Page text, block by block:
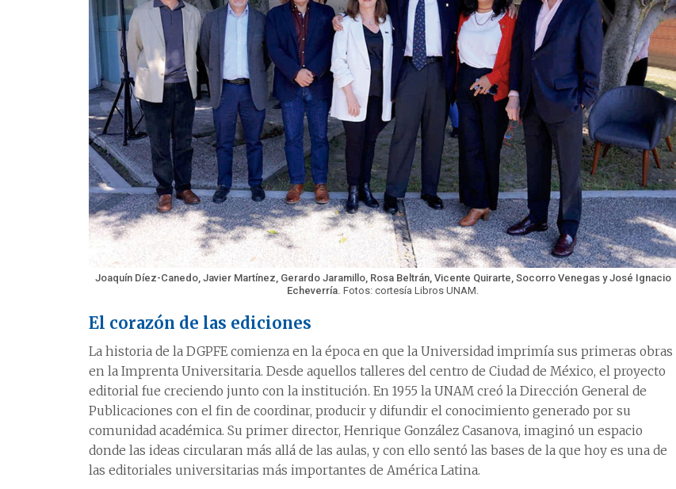
Joaquín Díez-Canedo, Javier Martínez, Gerardo Jaramillo, Rosa Beltrán, Vicente Quirarte, Socorro Venegas y José Ignacio
Echeverría.Fotos: cortesía Libros UNAM.
El corazón de las ediciones
La historia de la DGPFE comienza en la época en que la Universidad imprimía sus primeras obras
en la Imprenta Universitaria. Desde aquellos talleres del centro de Ciudad de México, el proyecto
editorial fue creciendo junto con la institución. En 1955 la UNAM creó la Dirección General de
Publicaciones con el fin de coordinar, producir y difundir el conocimiento generado por su
comunidad académica. Su primer director, Henrique González Casanova, imaginó un espacio
donde las ideas circularan más allá de las aulas, y con ello sentó las bases de la que hoy es una de
las editoriales universitarias más importantes de América Latina.